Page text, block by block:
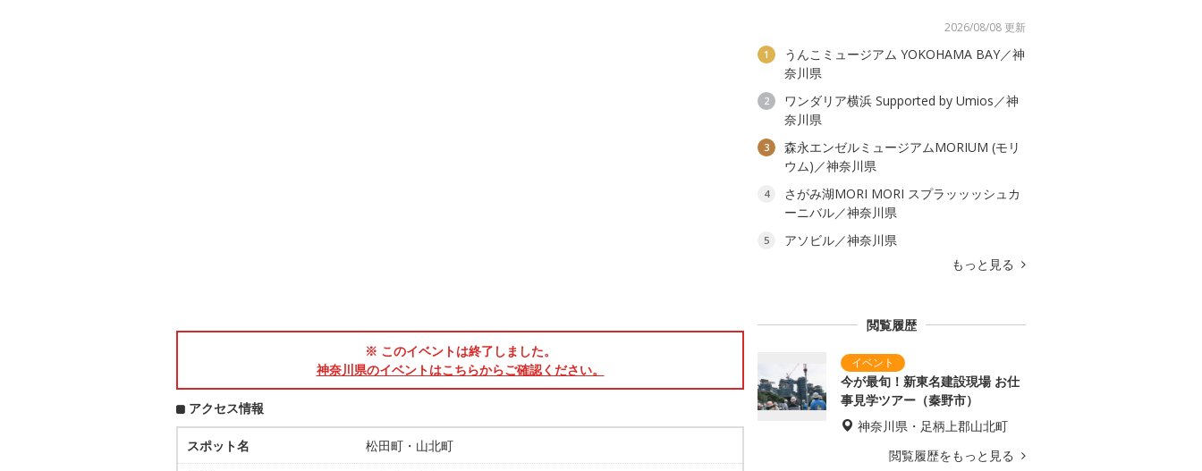
※ このイベントは終了しました。
神奈川県のイベントはこちらからご確認ください。
アクセス情報
スポット名 松田町・山北町
2026/08/08 更新
1
うんこミュージアム YOKOHAMA BAY／神
奈川県
2
ワンダリア横浜 Supported by Umios／神
奈川県
3
森永エンゼルミュージアムMORIUM (モリ
ウム)／神奈川県
4
さがみ湖MORI MORI スプラッッッシュカ
ーニバル／神奈川県
5
アソビル／神奈川県
もっと見る
閲覧履歴
今が最旬！新東名建設現場 お仕
事見学ツアー（秦野市）
神奈川県・足柄上郡山北町
閲覧履歴をもっと見る